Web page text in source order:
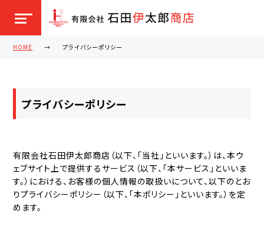
HOME プライバシーポリシー
プライバシーポリシー
有限会社石田伊太郎商店（以下、「当社」といいます。）は、本ウ
ェブサイト上で提供するサービス（以下、「本サービス」といいま
す。）における、お客様の個人情報の取扱いについて、以下のとお
りプライバシーポリシー（以下、「本ポリシー」といいます。）を定
めます。